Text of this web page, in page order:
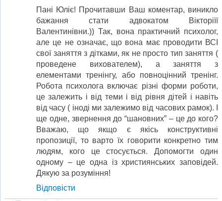
Пані Юліє! Прочитавши Ваш коментар, виникло
бажання стати адвокатом Вікторіїї
Валентинівни.)) Так, вона практичний психолог,
але це не означає, що вона має проводити ВСІ
свої заняття з дітками, як не просто тип заняття (
проведене вихователем), а заняття з
елементами тренінгу, або повноцінний тренінг.
Робота психолога включає різні форми роботи,
це залежить і від теми і від рівня дітей і навіть
від часу ( іноді ми залежимо від часових рамок). І
ще одне, звернення до “шановних” – це до кого?
Вважаю, що якщо є якісь конструктивні
пропозиції, то варто їх говорити конкретно тим
людям, кого це стосується. Допомогти один
одному – це одна із християнських заповідей.
Дякую за розуміння!
Відповіcти